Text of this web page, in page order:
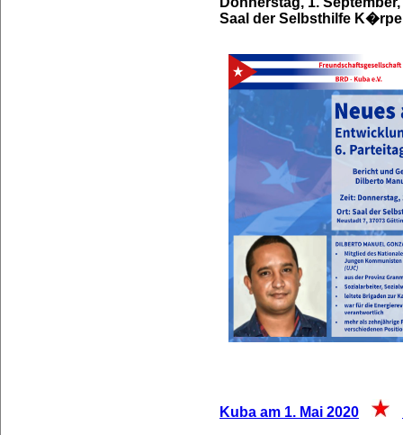
Saal der Selbsthilfe
Kuba am 1. Mai 2020